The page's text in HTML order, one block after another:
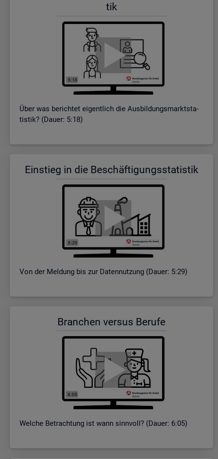
tik
Über was be­rich­tet ei­gent­lich die Aus­bil­dungs­markt­sta­
tis­tik? (Dauer: 5:18)
Ein­stieg in die Be­schäf­ti­gungs­sta­tis­tik
Von der Mel­dung bis zur Da­ten­nut­zung (Dauer: 5:29)
Bran­chen ver­sus Be­ru­fe
Wel­che Be­trach­tung ist wann sinn­voll? (Dauer: 6:05)